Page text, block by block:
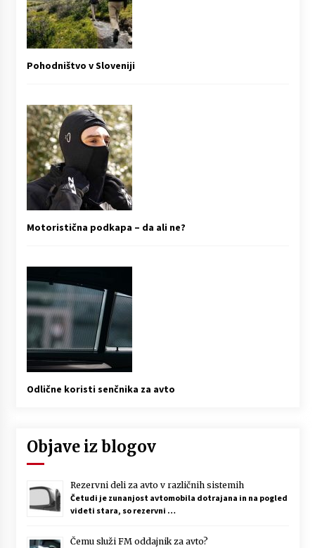
Pohodništvo v Sloveniji
Motoristična podkapa – da ali ne?
Odlične koristi senčnika za avto
Objave iz blogov
Rezervni deli za avto v različnih sistemih
Četudi je zunanjost avtomobila dotrajana in na pogled
videti stara, so rezervni …
Čemu služi FM oddajnik za avto?